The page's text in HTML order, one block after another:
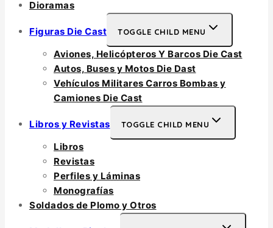
Dioramas
Figuras Die Cast TOGGLE CHILD MENU
Aviones, Helicópteros Y Barcos Die Cast
Autos, Buses y Motos Die Dast
Vehículos Militares Carros Bombas y
Camiones Die Cast
Libros y Revistas TOGGLE CHILD MENU
Libros
Revistas
Perfiles y Láminas
Monografías
Soldados de Plomo y Otros